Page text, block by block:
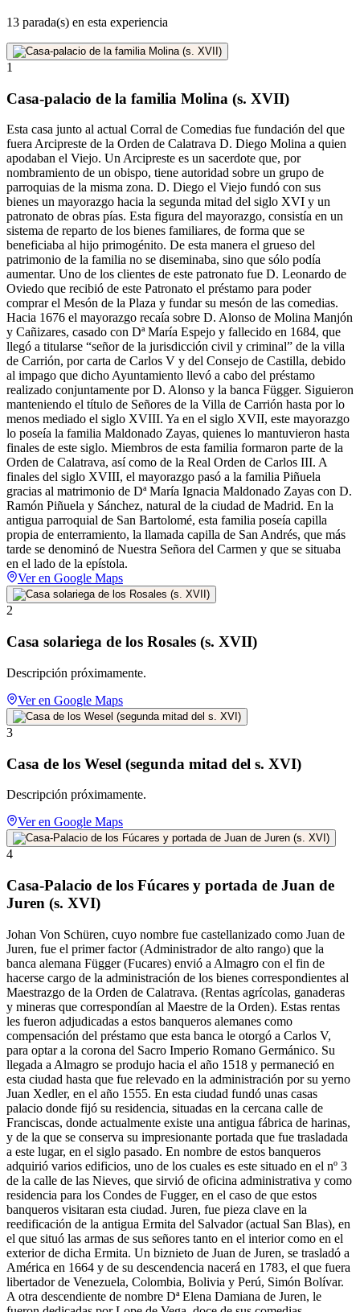
13 parada(s) en esta experiencia
1
Casa-palacio de la familia Molina (s. XVII)
Esta casa junto al actual Corral de Comedias fue fundación del que
fuera Arcipreste de la Orden de Calatrava D. Diego Molina a quien
apodaban el Viejo. Un Arcipreste es un sacerdote que, por
nombramiento de un obispo, tiene autoridad sobre un grupo de
parroquias de la misma zona. D. Diego el Viejo fundó con sus
bienes un mayorazgo hacia la segunda mitad del siglo XVI y un
patronato de obras pías. Esta figura del mayorazgo, consistía en un
sistema de reparto de los bienes familiares, de forma que se
beneficiaba al hijo primogénito. De esta manera el grueso del
patrimonio de la familia no se diseminaba, sino que sólo podía
aumentar. Uno de los clientes de este patronato fue D. Leonardo de
Oviedo que recibió de este Patronato el préstamo para poder
comprar el Mesón de la Plaza y fundar su mesón de las comedias.
Hacia 1676 el mayorazgo recaía sobre D. Alonso de Molina Manjón
y Cañizares, casado con Dª María Espejo y fallecido en 1684, que
llegó a titularse “señor de la jurisdicción civil y criminal” de la villa
de Carrión, por carta de Carlos V y del Consejo de Castilla, debido
al impago que dicho Ayuntamiento llevó a cabo del préstamo
realizado conjuntamente por D. Alonso y la banca Függer. Siguieron
manteniendo el título de Señores de la Villa de Carrión hasta por lo
menos mediado el siglo XVIII. Ya en el siglo XVII, este mayorazgo
lo poseía la familia Maldonado Zayas, quienes lo mantuvieron hasta
finales de este siglo. Miembros de esta familia formaron parte de la
Orden de Calatrava, así como de la Real Orden de Carlos III. A
finales del siglo XVIII, el mayorazgo pasó a la familia Piñuela
gracias al matrimonio de Dª María Ignacia Maldonado Zayas con D.
Ramón Piñuela y Sánchez, natural de la ciudad de Madrid. En la
antigua parroquial de San Bartolomé, esta familia poseía capilla
propia de enterramiento, la llamada capilla de San Andrés, que más
tarde se denominó de Nuestra Señora del Carmen y que se situaba
en el lado de la epístola.
Ver en Google Maps
2
Casa solariega de los Rosales (s. XVII)
Descripción próximamente.
Ver en Google Maps
3
Casa de los Wesel (segunda mitad del s. XVI)
Descripción próximamente.
Ver en Google Maps
4
Casa-Palacio de los Fúcares y portada de Juan de
Juren (s. XVI)
Johan Von Schüren, cuyo nombre fue castellanizado como Juan de
Juren, fue el primer factor (Administrador de alto rango) que la
banca alemana Függer (Fucares) envió a Almagro con el fin de
hacerse cargo de la administración de los bienes correspondientes al
Maestrazgo de la Orden de Calatrava. (Rentas agrícolas, ganaderas
y mineras que correspondían al Maestre de la Orden). Estas rentas
les fueron adjudicadas a estos banqueros alemanes como
compensación del préstamo que esta banca le otorgó a Carlos V,
para optar a la corona del Sacro Imperio Romano Germánico. Su
llegada a Almagro se produjo hacia el año 1518 y permaneció en
esta ciudad hasta que fue relevado en la administración por su yerno
Juan Xedler, en el año 1555. En esta ciudad fundó unas casas
palacio donde fijó su residencia, situadas en la cercana calle de
Franciscas, donde actualmente existe una antigua fábrica de harinas,
y de la que se conserva su impresionante portada que fue trasladada
a este lugar, en el siglo pasado. En nombre de estos banqueros
adquirió varios edificios, uno de los cuales es este situado en el nº 3
de la calle de las Nieves, que sirvió de oficina administrativa y como
residencia para los Condes de Fugger, en el caso de que estos
banqueros visitaran esta ciudad. Juren, fue pieza clave en la
reedificación de la antigua Ermita del Salvador (actual San Blas), en
el que situó las armas de sus señores tanto en el interior como en el
exterior de dicha Ermita. Un biznieto de Juan de Juren, se trasladó a
América en 1664 y de su descendencia nacerá en 1783, el que fuera
libertador de Venezuela, Colombia, Bolivia y Perú, Simón Bolívar.
A otra descendiente de nombre Dª Elena Damiana de Juren, le